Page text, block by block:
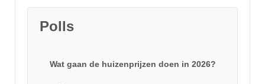
Polls
Wat gaan de huizenprijzen doen in 2026?